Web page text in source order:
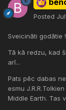
Posted
Sveicināti godātie !
Tā kā redzu, kad
arī...
Pats pēc dabas
esmu
Middle Earth. Tas